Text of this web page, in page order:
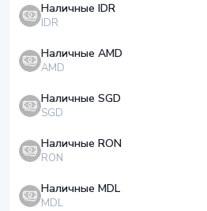
Наличные IDR
IDR
Наличные AMD
AMD
Наличные SGD
SGD
Наличные RON
RON
Наличные MDL
MDL